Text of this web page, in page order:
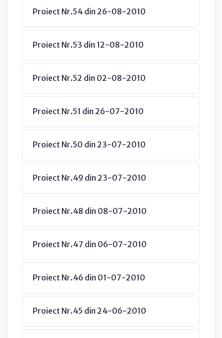
Proiect Nr.54 din 26-08-2010
Proiect Nr.53 din 12-08-2010
Proiect Nr.52 din 02-08-2010
Proiect Nr.51 din 26-07-2010
Proiect Nr.50 din 23-07-2010
Proiect Nr.49 din 23-07-2010
Proiect Nr.48 din 08-07-2010
Proiect Nr.47 din 06-07-2010
Proiect Nr.46 din 01-07-2010
Proiect Nr.45 din 24-06-2010